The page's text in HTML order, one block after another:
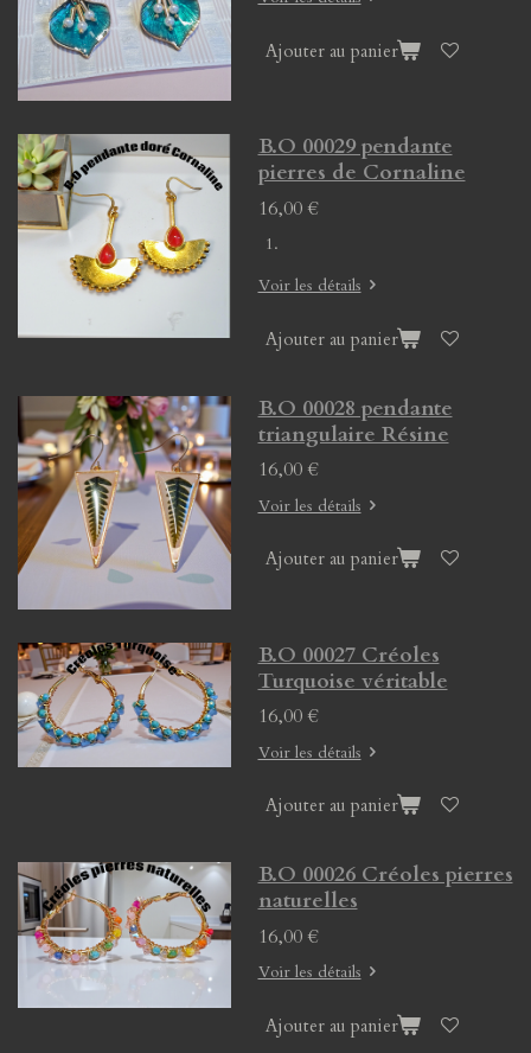
Ajouter au panier
B.O 00029 pendante
pierres de Cornaline
16,00 €
Voir les détails
Ajouter au panier
B.O 00028 pendante
triangulaire Résine
16,00 €
Voir les détails
Ajouter au panier
B.O 00027 Créoles
Turquoise véritable
16,00 €
Voir les détails
Ajouter au panier
B.O 00026 Créoles pierres
naturelles
16,00 €
Voir les détails
Ajouter au panier